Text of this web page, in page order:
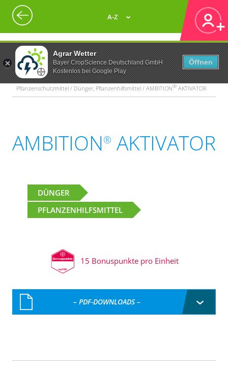
Agrar Wetter
Bayer CropScience Deutschland GmbH
Kostenlos bei Google Play
Öffnen
A-Z
Pflanzenschutzmittel / Dünger, Pflanzenhilfsmittel / AMBITION® AKTIVATOR
AMBITION® AKTIVATOR
DÜNGER
PFLANZENHILFSMITTEL
15 Bonuspunkte pro Einheit
– PDF-DOWNLOADS –